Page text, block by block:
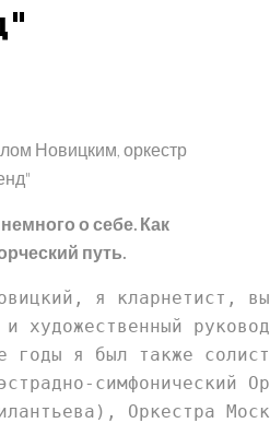
о себе. Как
путь.
я кларнетист,
художественный
годы я был также
симфонический
Оркестра